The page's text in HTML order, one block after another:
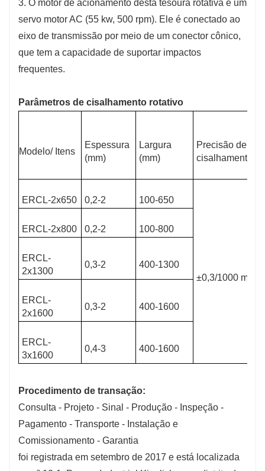
3. O motor de acionamento desta tesoura rotativa é um
servo motor AC (55 kw, 500 rpm). Ele é conectado ao
eixo de transmissão por meio de um conector cônico,
que tem a capacidade de suportar impactos
frequentes.
Parâmetros de cisalhamento rotativo
Modelo/ Itens
Espessura
(mm)
Largura
(mm)
Precisão de
cisalhamento
ERCL-2x650 0,2-2 100-650
±0,3/1000 mm
ERCL-2x800 0,2-2 100-800
ERCL-
2x1300
0,3-2 400-1300
ERCL-
2x1600
0,3-2 400-1600
ERCL-
3x1600
0,4-3 400-1600
Procedimento de transação:
Consulta - Projeto - Sinal - Produção - Inspeção -
Pagamento - Transporte - Instalação e
Comissionamento - Garantia
foi registrada em setembro de 2017 e está localizada